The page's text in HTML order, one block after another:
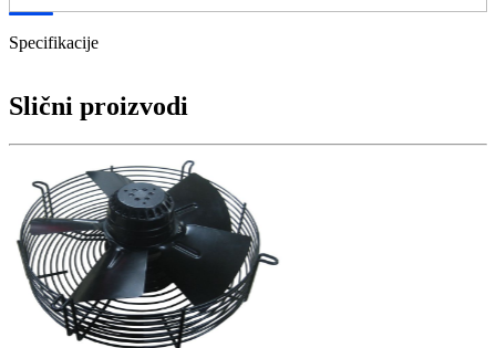
Specifikacije
Slični proizvodi